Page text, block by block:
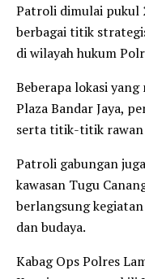
Patroli dimulai pukul
berbagai titik
di wilayah hukum
Beberapa lokasi
Plaza Bandar Jaya,
serta titik-titik rawan
Patroli gabungan
kawasan Tugu
berlangsung
dan budaya.
Kabag Ops Polres